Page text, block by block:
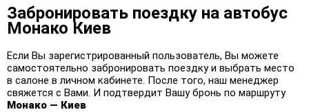
Забронировать поездку на автобус
Монако Киев
Если Вы зарегистрированный пользователь, Вы можете
самостоятельно забронировать поездку и выбрать место
в салоне в личном кабинете. После того, наш менеджер
свяжется с Вами. И подтвердит Вашу бронь по маршруту
Монако — Киев